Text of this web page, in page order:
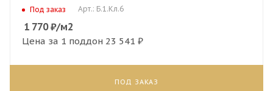
Под заказ Арт.: Б.1.Кл.6
1 770₽/м2
Цена за 1 поддон 23 541 ₽
ПОД ЗАКАЗ